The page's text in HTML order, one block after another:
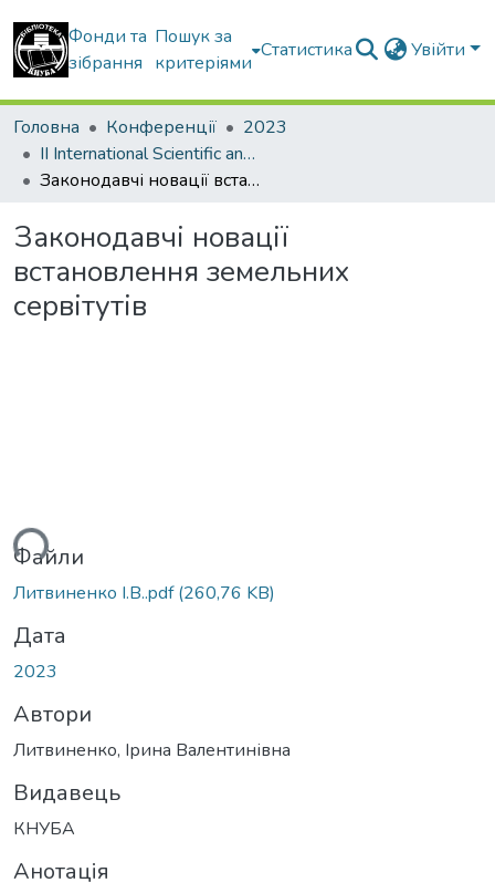
Фонди та
зібрання
Пошук за
критеріями
Статистика Увійти
Головна Конференції
2023
ІІ International Scientific and Practical Conference LAND & PROPERTY DEVELOPMENT: INNOVATIONS AND TRANSFORMATIONS
Законодавчі новації встановлення земельних сервітутів
Законодавчі новації
встановлення земельних
сервітутів
Файли
Литвиненко І.В..pdf(260,76 KB)
Дата
2023
Автори
Литвиненко, Ірина Валентинівна
Видавець
КНУБА
Анотація